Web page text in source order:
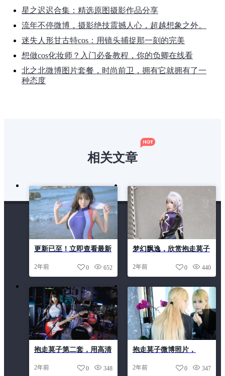
星之迟迟合集：精选原图摄影作品分享
流年不停微博，摄影绝技震撼人心，超越想象之外。
迷失人形甘古特cos：用镜头捕捉那一刻的完美
想做cos化妆师？入门必备教程，你的负卿在线看
北之北微博图片套餐，时尚前卫，拥有它就拥有了一
种态度
相关文章
更新已至！立即查看最新
2年前 652
0
梦幻飘逸，欣赏抱走莫子
的唯美照片
2年前 440
0
抱走莫子第二套，用高清
质感。
2年前 348
0
抱走莫子微博照片，
集。
2年前 347
0